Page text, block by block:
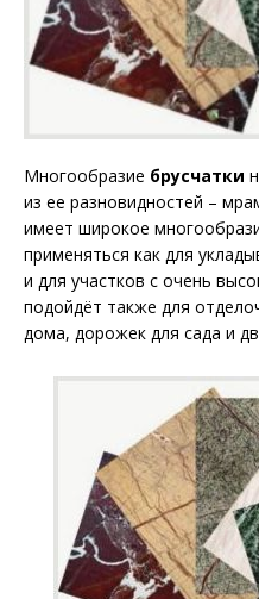
Многообразие брусчатки
из ее разновидностей –
имеет широкое
применяться как для
и для участков с очень
подойдёт также для
дома, дорожек для сада и